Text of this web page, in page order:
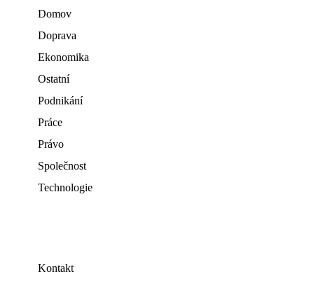
Domov
Doprava
Ekonomika
Ostatní
Podnikání
Práce
Právo
Společnost
Technologie
Kontakt